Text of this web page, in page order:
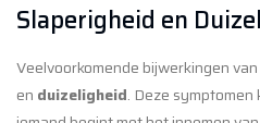
Slaperigheid en
Veelvoorkomende bijwerkingen van
en duizeligheid. Deze